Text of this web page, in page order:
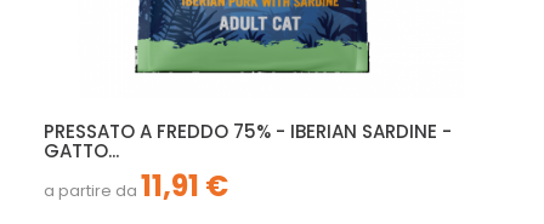
PRESSATO A FREDDO 75% - IBERIAN SARDINE -
GATTO...
a partire da 11,91 €